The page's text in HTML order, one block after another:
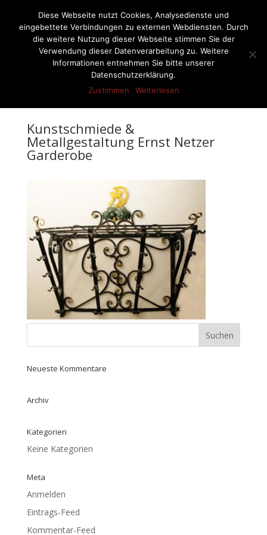
Seite wählen
Kunstschmiede &
Metallgestaltung Ernst Netzer
Garderobe
Neueste Kommentare
Archiv
Kategorien
Keine Kategorien
Meta
Anmelden
Eintrags-Feed
Kommentar-Feed
Diese Webseite nutzt Cookies, Analysedienste und
eingebettete Verbindungen zu externen Webdiensten. Durch
die weitere Nutzung dieser Webseite stimmen Sie der
Verwendung dieser Datenverarbeitung zu. Weitere
Informationen entnehmen Sie bitte unserer
Datenschutzerklärung.
Zustimmen
Weiterlesen